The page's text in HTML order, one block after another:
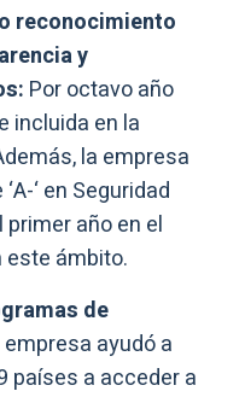
reconocimiento
y
Por octavo año
incluida en la
la empresa
‘ en Seguridad
primer año en el
ámbito.
de
empresa ayudó a
países a acceder a